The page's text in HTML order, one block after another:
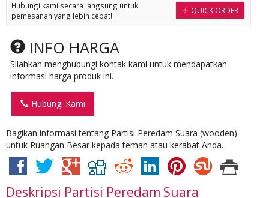
QUICK ORDER
Hubungi kami secara langsung untuk
pemesanan yang lebih cepat!
INFO HARGA
Silahkan menghubungi kontak kami untuk mendapatkan
informasi harga produk ini.
Hubungi Kami
Bagikan informasi tentang Partisi Peredam Suara (wooden)
untuk Ruangan Besar kepada teman atau kerabat Anda.
Deskripsi Partisi Peredam Suara